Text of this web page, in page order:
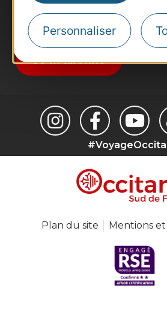
Personnaliser
Inscrivez-vous à la lettre
Destination Occitanie pour
suggestions de séjours, de
Je m'abonne
Plan du site Mentions